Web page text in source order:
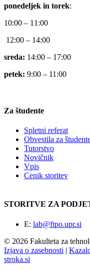
ponedeljek in torek:
10:00 – 11:00
12:00 – 14:00
sreda: 14:00 – 17:00
petek: 9:00 – 11:00
Za študente
Spletni referat
Obvestila za
Tutorstvo
Novičnik
Vpis
Cenik storitev
STORITVE ZA
E: lab@ftpo.upr.si
© 2026 Fakulteta za
Izjava o zasebnosti |
stroka.si